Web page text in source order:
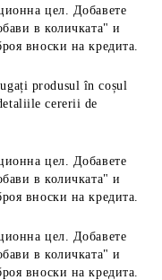
цел. Добавете
в количката" и
вноски на кредита.
produsul în coșul
cererii de
цел. Добавете
в количката" и
вноски на кредита.
цел. Добавете
в количката" и
вноски на кредита.